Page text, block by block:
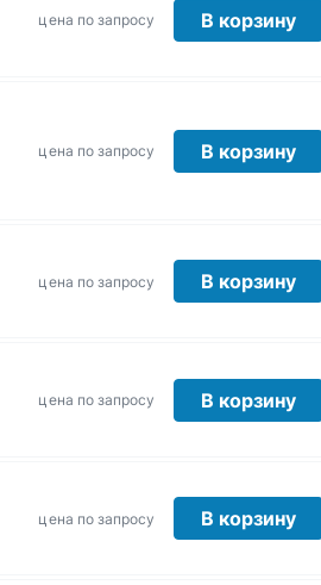
цена по запросу В корзину
цена по запросу В корзину
цена по запросу В корзину
цена по запросу В корзину
цена по запросу В корзину